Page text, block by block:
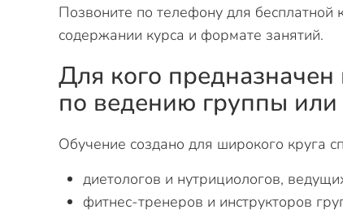
Позвоните по телефону для
содержании курса и формате занятий.
Для кого
по ведению группы
Обучение создано для широкого круга
диетологов и нутрициологов,
фитнес-тренеров и инструкторов